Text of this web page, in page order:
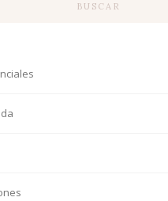
BUSCAR